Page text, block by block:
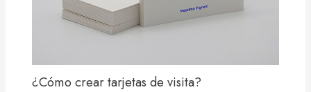
¿Cómo crear tarjetas de visita?